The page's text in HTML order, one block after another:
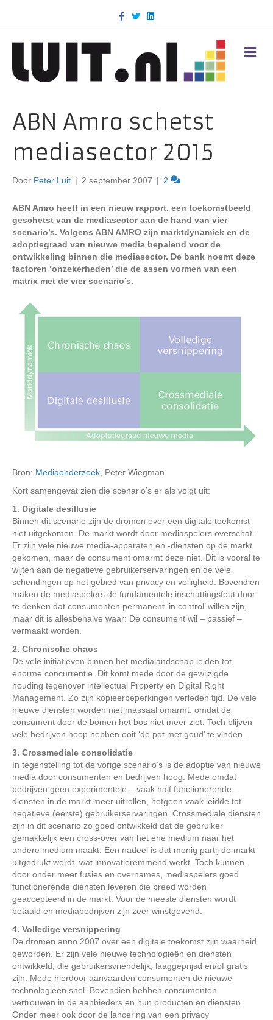
c
k
T
w
i
n
d
M
E
ABN Amro schetst
mediasector 2015
Door Peter Luit | 2 september 2007 | 2
ABN Amro heeft in een nieuw rapport. een toekomstbeeld
geschetst van de mediasector aan de hand van vier
scenario’s. Volgens ABN AMRO zijn marktdynamiek en de
adoptiegraad van nieuwe media bepalend voor de
ontwikkeling binnen die mediasector. De bank noemt deze
factoren ‘onzekerheden’ die de assen vormen van een
matrix met de vier scenario’s.
Bron: Mediaonderzoek , Peter Wiegman
Kort samengevat zien die scenario’s er als volgt uit:
1. Digitale desillusie
Binnen dit scenario zijn de dromen over een digitale toekomst
niet uitgekomen. De markt wordt door mediaspelers overschat.
Er zijn vele nieuwe media-apparaten en -diensten op de markt
gekomen, maar de consument omarmt deze niet. Dit is vooral te
wijten aan de negatieve gebruikerservaringen en de vele
schendingen op het gebied van privacy en veiligheid. Bovendien
maken de mediaspelers de fundamentele inschattingsfout door
te denken dat consumenten permanent ‘in control’ willen zijn,
maar dit is allesbehalve waar: De consument wil – passief –
vermaakt worden.
2. Chronische chaos
De vele initiatieven binnen het medialandschap leiden tot
enorme concurrentie. Dit komt mede door de gewijzigde
houding tegenover intellectual Property en Digital Right
Management. Zo zijn kopieerbeperkingen verleden tijd. De vele
nieuwe diensten worden niet massaal omarmt, omdat de
consument door de bomen het bos niet meer ziet. Toch blijven
vele bedrijven hoop hebben ooit ‘de pot met goud’ te vinden.
3. Crossmediale consolidatie
In tegenstelling tot de vorige scenario’s is de adoptie van nieuwe
media door consumenten en bedrijven hoog. Mede omdat
bedrijven geen experimentele – vaak half functionerende –
diensten in de markt meer uitrollen, hetgeen vaak leidde tot
negatieve (eerste) gebruikerservaringen. Crossmediale diensten
zijn in dit scenario zo goed ontwikkeld dat de gebruiker
gemakkelijk een cross-over van het ene medium naar het
andere medium maakt. Een nadeel is dat menig partij de markt
uitgedrukt wordt, wat innovatieremmend werkt. Toch kunnen,
door onder meer fusies en overnames, mediaspelers goed
functionerende diensten leveren die breed worden
geaccepteerd in de markt. Voor de meeste diensten wordt
betaald en mediabedrijven zijn zeer winstgevend.
4. Volledige versnippering
De dromen anno 2007 over een digitale toekomst zijn waarheid
geworden. Er zijn vele nieuwe technologieën en diensten
ontwikkeld, die gebruikersvriendelijk, laaggeprijsd en/of gratis
zijn. Mede hierdoor aanvaarden consumenten de nieuwe
technologieën snel. Bovendien hebben consumenten
vertrouwen in de aanbieders en hun producten en diensten.
Onder meer ook door de lancering van een privacy